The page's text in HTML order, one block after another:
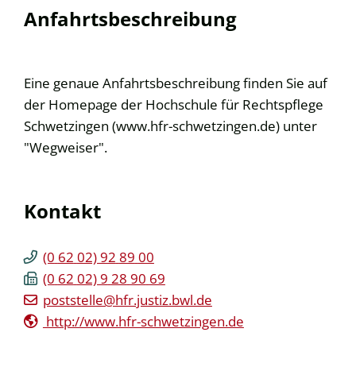
Anfahrtsbeschreibung
Eine genaue Anfahrtsbeschreibung finden Sie auf
der Homepage der Hochschule für Rechtspflege
Schwetzingen (www.hfr-schwetzingen.de) unter
"Wegweiser".
Kontakt
(0 62 02) 92 89 00
(0 62 02) 9 28 90 69
poststelle@hfr.justiz.bwl.de
http://www.hfr-schwetzingen.de